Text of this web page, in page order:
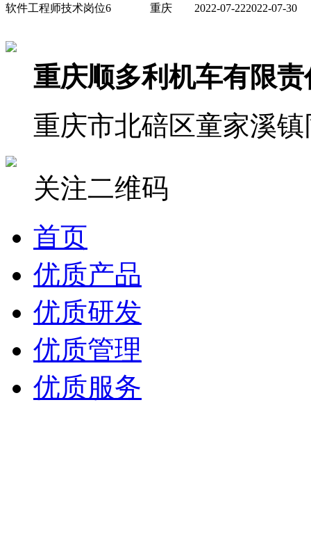
软件工程师技术岗位6 重庆 2022-07-222022-07-30
重庆顺多利机车有限
重庆市北碚区童家溪
关注二维码
首页
优质产品
优质研发
优质管理
优质服务